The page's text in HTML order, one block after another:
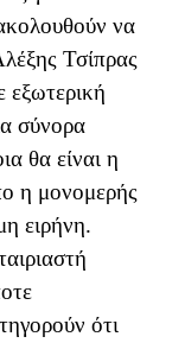
να
Τσίπρας
εξωτερική
σύνορα
θα είναι η
η μονομερής
ειρήνη.
ότι